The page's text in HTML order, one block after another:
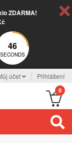
ZDARMA!
46
SECONDS
účet Přihlášení
0